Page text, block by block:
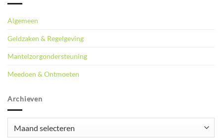
Algemeen
Geldzaken & Regelgeving
Mantelzorgondersteuning
Meedoen & Ontmoeten
Archieven